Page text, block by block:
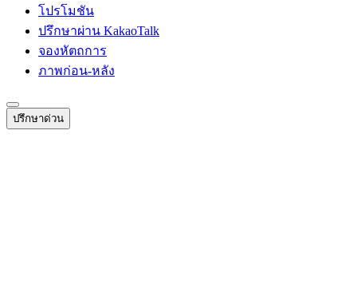
โปรโมชัน
ปรึกษาผ่าน KakaoTalk
จองหัตถการ
ภาพก่อน-หลัง
ปรึกษาด่วน